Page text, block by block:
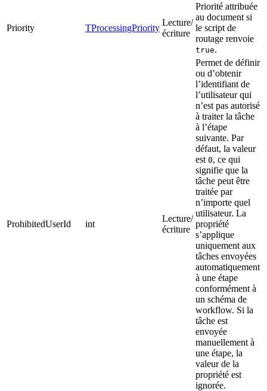
Priority TProcessingPriority
Lecture/
écriture
Priorité attribuée
au document si
le script de
routage renvoie
true.
ProhibitedUserId int
Lecture/
écriture
Permet de définir
ou d’obtenir
l’identifiant de
l’utilisateur qui
n’est pas autorisé
à traiter la tâche
à l’étape
suivante. Par
défaut, la valeur
est 0, ce qui
signifie que la
tâche peut être
traitée par
n’importe quel
utilisateur. La
propriété
s’applique
uniquement aux
tâches envoyées
automatiquement
à une étape
conformément à
un schéma de
workflow. Si la
tâche est
envoyée
manuellement à
une étape, la
valeur de la
propriété est
ignorée.